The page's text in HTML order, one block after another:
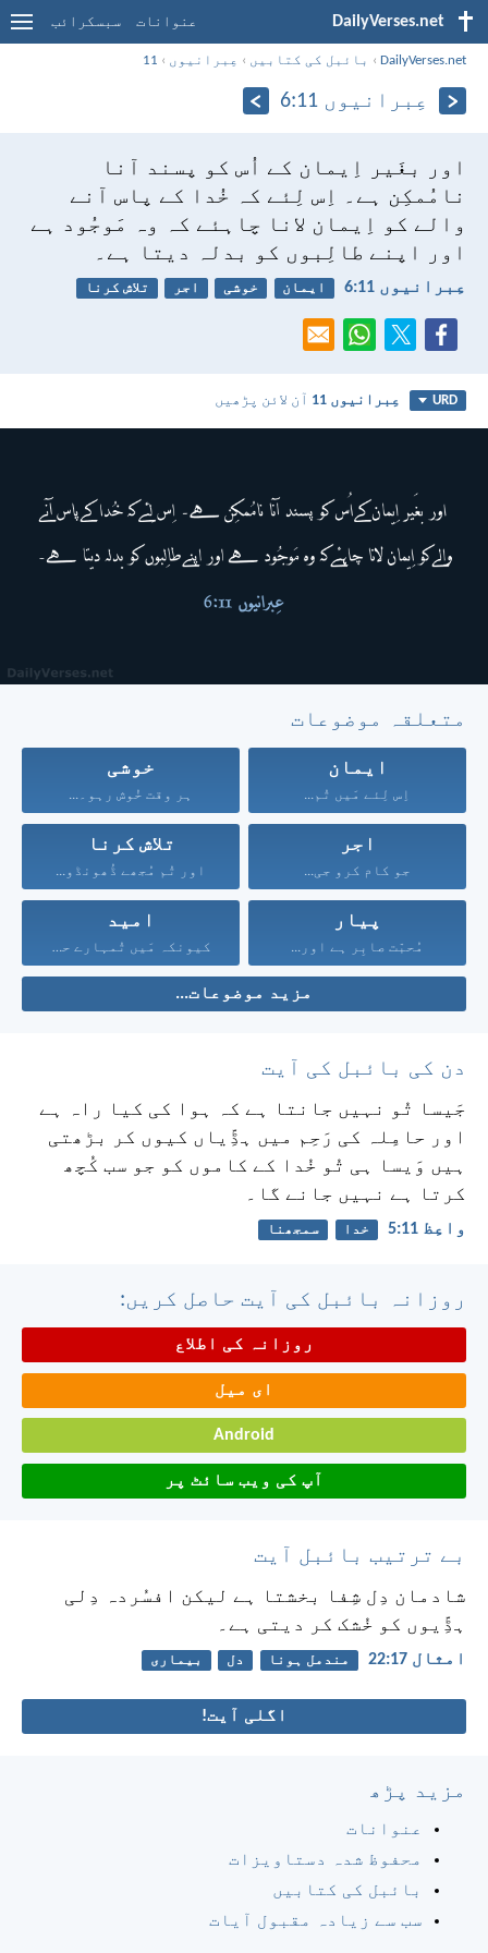
DailyVerses.net عنوانات سبسکرائب
DailyVerses.net
› بائبل کی کتابیں › عِبرانیوں ›
11
عِبرانیوں 11:‏6
اور بغَیر اِیمان کے اُس کو پسند آنا
نامُمکِن ہے۔ اِس لِئے کہ خُدا کے پاس آنے
والے کو اِیمان لانا چاہئے کہ وہ مَوجُود ہے
اور اپنے طالِبوں کو بدلہ دیتا ہے۔
عِبرانیوں 11:‏6 ایمان خوشی اجر تلاش کرنا
URD عِبرانیوں 11 آن لائن پڑھیں
متعلقہ موضوعات
ایمان
اِس لِئے مَیں تُم...
خوشی
ہر وقت خُوش رہو۔...
اجر
جو کام کرو جی...
تلاش کرنا
اور تُم مُجھے ڈُھونڈو...
پیار
مُحبّت صابِر ہے اور...
امید
کیونکہ مَیں تُمہارے حق...
مزید موضوعات...
دن کی بائبل کی آیت
جَیسا تُو نہیں جانتا ہے کہ ہوا کی کیا راہ ہے
اور حامِلہ کی رَحِم میں ہڈِّیاں کیوں کر بڑھتی
ہیں وَیسا ہی تُو خُدا کے کاموں کو جو سب کُچھ
کرتا ہے نہیں جانے گا۔
واعِظ 11:‏5 خدا سمجھنا
روزانہ بائبل کی آیت حاصل کریں:
روزانہ کی اطلاع
ای میل
Android
آپ کی ویب سائٹ پر
بے ترتیب بائبل آیت
شادمان دِل شِفا بخشتا ہے لیکن افسُردہ دِلی
ہڈِّیوں کو خُشک کر دیتی ہے۔
امثال 17:‏22 مندمل ہونا دل بیماری
اگلی آیت!
مزید پڑھ
عنوانات
محفوظ شدہ دستاویزات
بائبل کی کتابیں
سب سے زیادہ مقبول آیات